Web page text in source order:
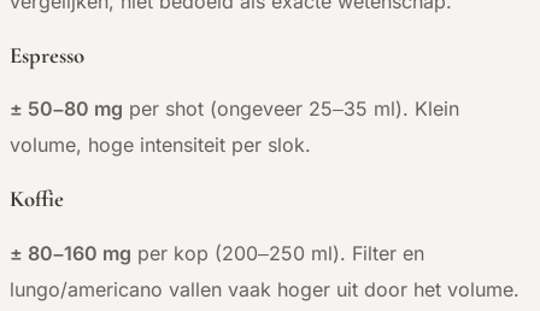
Espresso
± 50–80 mg per shot (ongeveer 25–35 ml). Klein
volume, hoge intensiteit per slok.
Koffie
± 80–160 mg per kop (200–250 ml). Filter en
lungo/americano vallen vaak hoger uit door het volume.